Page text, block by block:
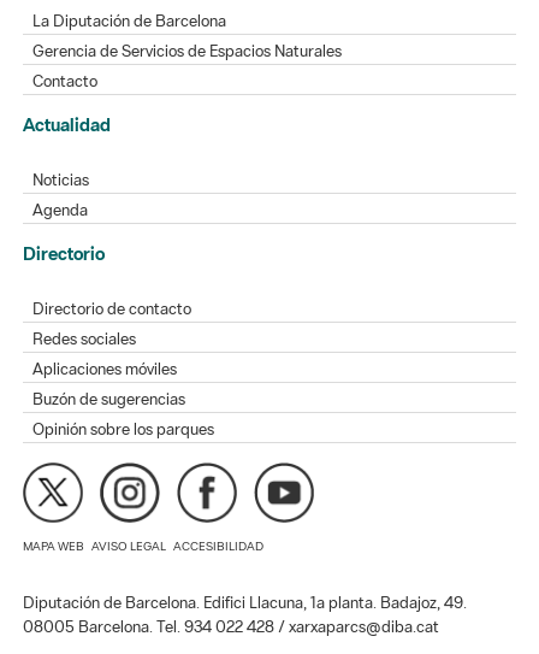
La Diputación de Barcelona
Gerencia de Servicios de Espacios Naturales
Contacto
Actualidad
Noticias
Agenda
Directorio
Directorio de contacto
Redes sociales
Aplicaciones móviles
Buzón de sugerencias
Opinión sobre los parques
MAPA WEB AVISO LEGAL ACCESIBILIDAD
Diputación de Barcelona. Edifici Llacuna, 1a planta. Badajoz, 49.
08005 Barcelona. Tel. 934 022 428 / xarxaparcs@diba.cat